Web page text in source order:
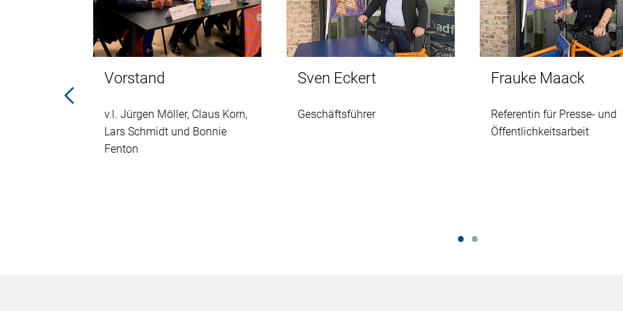
Vorstand
v.l. Jürgen Möller, Claus Korn,
Lars Schmidt und Bonnie
Fenton
Sven Eckert
Geschäftsführer
Frauke Maack
Referentin für Presse- und
Öffentlichkeitsarbeit